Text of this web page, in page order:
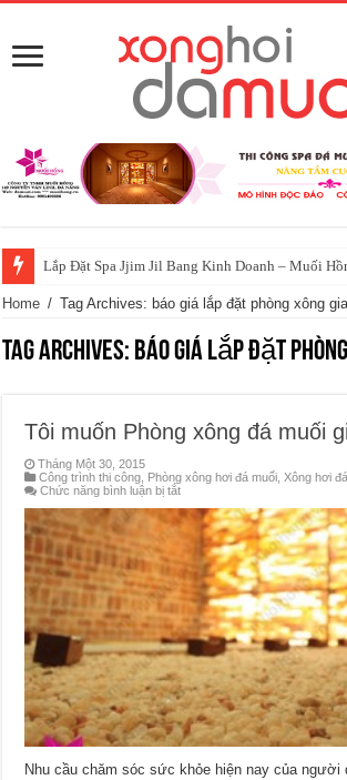
Lắp Đặt Spa Jjim Jil Bang Kinh Doanh – Muối
Home / Tag Archives: báo giá lắp đặt phòng xông
Tag Archives: báo giá lắp đặt
Tôi muốn Phòng xông đá muối
Tháng Một 30, 2015
Công trình thi công
Phòng xông hơi đá muối ,Xông hơi
Chức năng bình luận bị tắtở
muốn
Phòng
đá
muối
gia
đình
Nhu cầu chăm sóc sức khỏe hiện nay của người